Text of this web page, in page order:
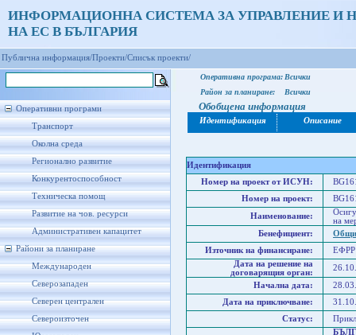
ИНФОРМАЦИОННА СИСТЕМА ЗА УПРАВЛЕНИЕ И
НА ЕС В БЪЛГАРИЯ
Публична информация/Проекти/Списък проекти/
Оперативни програми
Транспорт
Околна среда
Регионално развитие
Конкурентоспособност
Техническа помощ
Развитие на чов. ресурси
Административен капацитет
Райони за планиране
Международен
Северозападен
Северен централен
Североизточен
Оперативна програма: Всички
Район за планиране:
Всички
Обобщена информация
Идентификация Описание
Идентификация
Номер на проект от ИСУН:
Номер на проект:
Наименование:
на
Бенефициент:
Източник на финансиране:
Дата на решение на
договарящия орган:
Начална дата:
Дата на приключване:
Статус: